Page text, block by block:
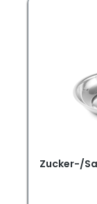
Zucker-/